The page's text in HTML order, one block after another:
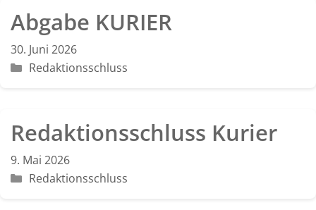
Abgabe KURIER
30. Juni 2026
Kategorien
Redaktionsschluss
Redaktionsschluss Kurier
9. Mai 2026
Kategorien
Redaktionsschluss